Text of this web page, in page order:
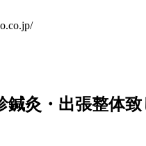
鍼灸・出張整体